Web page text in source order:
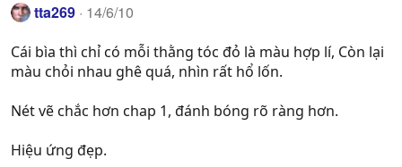
tta269 14/6/10
Cái bìa thì chỉ có mỗi thằng tóc đỏ là màu hợp lí, Còn lại
màu chỏi nhau ghê quá, nhìn rất hổ lốn.
Nét vẽ chắc hơn chap 1, đánh bóng rõ ràng hơn.
Hiệu ứng đẹp.